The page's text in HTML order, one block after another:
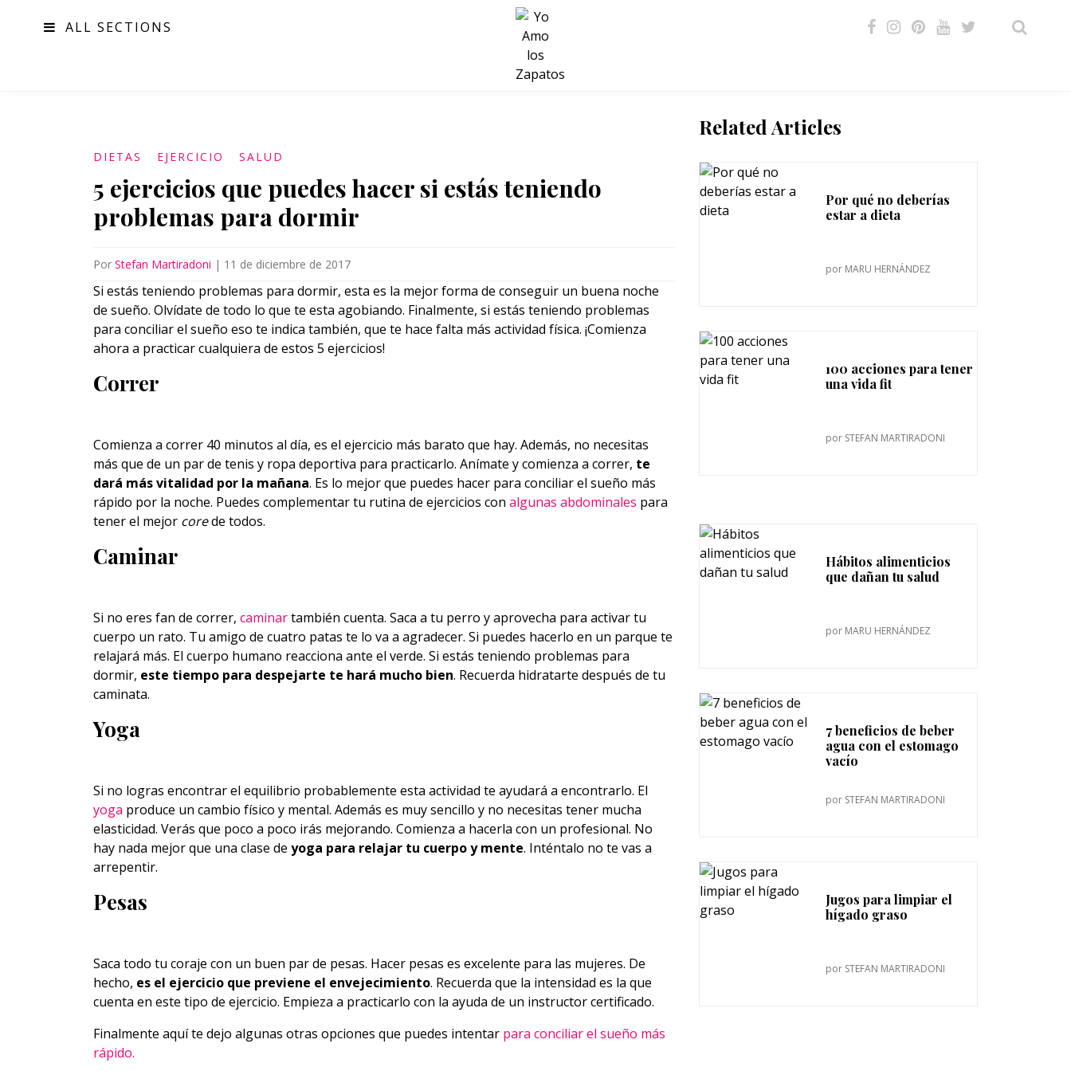
ALL SECTIONS
SALUD
DIETAS EJERCICIO SALUD
5 ejercicios que puedes hacer si estás teniendo
problemas para dormir
Por Stefan Martiradoni | 11 de diciembre de 2017
Si estás teniendo problemas para dormir, esta es la mejor forma de conseguir un buena noche
de sueño. Olvídate de todo lo que te esta agobiando. Finalmente, si estás teniendo problemas
para conciliar el sueño eso te indica también, que te hace falta más actividad física. ¡Comienza
ahora a practicar cualquiera de estos 5 ejercicios!
Correr
Comienza a correr 40 minutos al día, es el ejercicio más barato que hay. Además, no necesitas
más que de un par de tenis y ropa deportiva para practicarlo. Anímate y comienza a correr, te
dará más vitalidad por la mañana. Es lo mejor que puedes hacer para conciliar el sueño más
rápido por la noche. Puedes complementar tu rutina de ejercicios con algunas abdominales para
tener el mejor corede todos.
Caminar
Si no eres fan de correr, caminartambién cuenta. Saca a tu perro y aprovecha para activar tu
cuerpo un rato. Tu amigo de cuatro patas te lo va a agradecer. Si puedes hacerlo en un parque te
relajará más. El cuerpo humano reacciona ante el verde. Si estás teniendo problemas para
dormir, este tiempo para despejarte te hará mucho bien. Recuerda hidratarte después de tu
caminata.
Yoga
Si no logras encontrar el equilibrio probablemente esta actividad te ayudará a encontrarlo. El
yoga produce un cambio físico y mental. Además es muy sencillo y no necesitas tener mucha
elasticidad. Verás que poco a poco irás mejorando. Comienza a hacerla con un profesional. No
hay nada mejor que una clase de yoga para relajar tu cuerpo y mente. Inténtalo no te vas a
arrepentir.
Pesas
Saca todo tu coraje con un buen par de pesas. Hacer pesas es excelente para las mujeres. De
hecho, es el ejercicio que previene el envejecimiento. Recuerda que la intensidad es la que
cuenta en este tipo de ejercicio. Empieza a practicarlo con la ayuda de un instructor certificado.
Finalmente aquí te dejo algunas otras opciones que puedes intentar para conciliar el sueño más
rápido.
Related Articles
Por qué no deberías
estar a dieta
por MARU HERNÁNDEZ
100 acciones para tener
una vida fit
por STEFAN MARTIRADONI
Hábitos alimenticios
que dañan tu salud
por MARU HERNÁNDEZ
7 beneficios de beber
agua con el estomago
vacío
por STEFAN MARTIRADONI
Jugos para limpiar el
hígado graso
por STEFAN MARTIRADONI